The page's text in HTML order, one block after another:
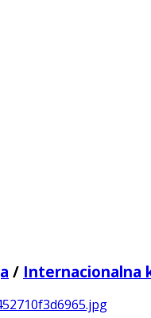
/ Internacionalna